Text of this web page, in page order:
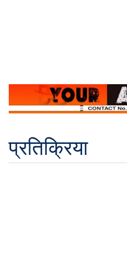
प्रतिक्रिया